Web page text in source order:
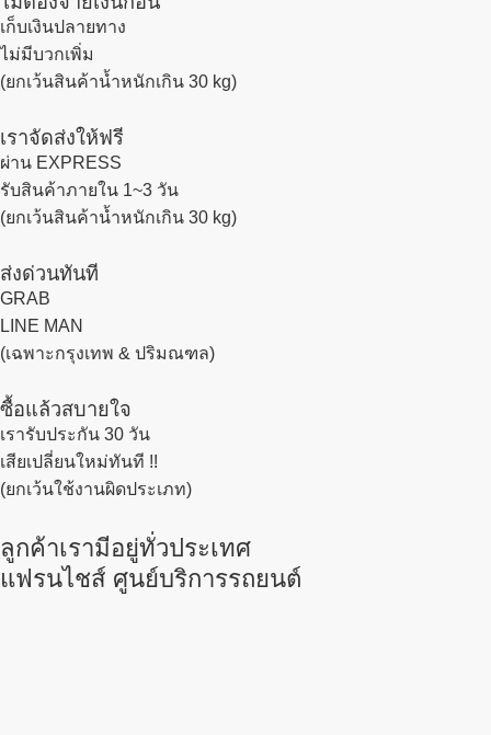
เก็บเงินปลายทาง
ไม่มีบวกเพิ่ม
(ยกเว้นสินค้าน้ำหนักเกิน 30 kg)
เราจัดส่งให้ฟรี
ผ่าน EXPRESS
รับสินค้าภายใน 1~3 วัน
(ยกเว้นสินค้าน้ำหนักเกิน 30 kg)
ส่งด่วนทันที
GRAB
LINE MAN
(เฉพาะกรุงเทพ & ปริมณฑล)
ซื้อแล้วสบายใจ
เรารับประกัน 30 วัน
เสียเปลี่ยนใหม่ทันที !!
(ยกเว้นใช้งานผิดประเภท)
ลูกค้าเรามีอยู่ทั่วประเทศ
แฟรนไชส์ ศูนย์บริการรถยนต์